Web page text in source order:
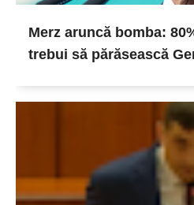
Merz aruncă bomba:
trebui să părăsească